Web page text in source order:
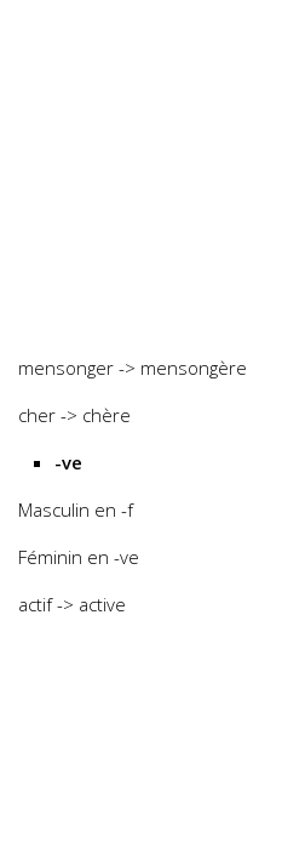
mensonger -> mensongère
cher -> chère
-ve
Masculin en -f
Féminin en -ve
actif -> active